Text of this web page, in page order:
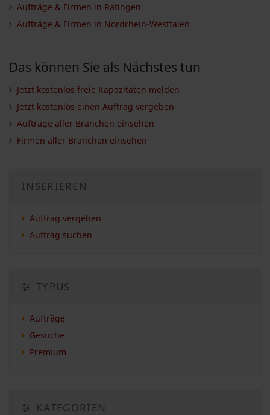
Aufträge & Firmen in Ratingen
Aufträge & Firmen in Nordrhein-Westfalen
Das können Sie als Nächstes tun
Jetzt kostenlos freie Kapazitäten melden
Jetzt kostenlos einen Auftrag vergeben
Aufträge aller Branchen einsehen
Firmen aller Branchen einsehen
INSERIEREN
Auftrag vergeben
Auftrag suchen
TYPUS
Aufträge
Gesuche
Premium
KATEGORIEN